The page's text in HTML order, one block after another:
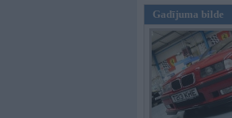
Gadījuma bilde